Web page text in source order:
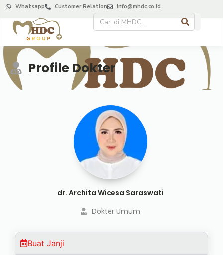
Whatsapp Customer Relation info@mhdc.co.id
Profile Dokter
dr. Archita Wicesa Saraswati
Dokter Umum
Buat Janji